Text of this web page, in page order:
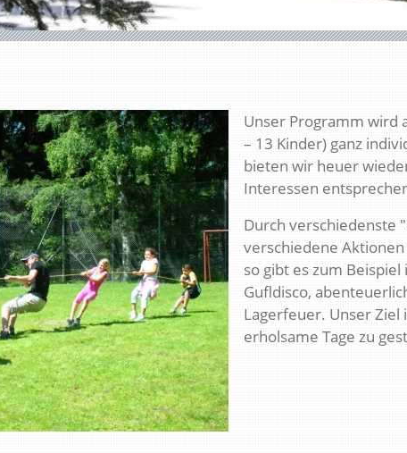
Unser Programm wird
– 13 Kinder) ganz
bieten wir heuer
Interessen
Durch verschiedenste
verschiedene
so gibt es zum
Gufldisco,
Lagerfeuer. Unser Ziel
erholsame Tage zu